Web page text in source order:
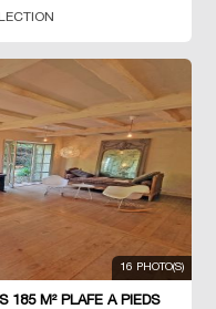
16 PHOTO(S)
185 M² PLAFE A PIEDS